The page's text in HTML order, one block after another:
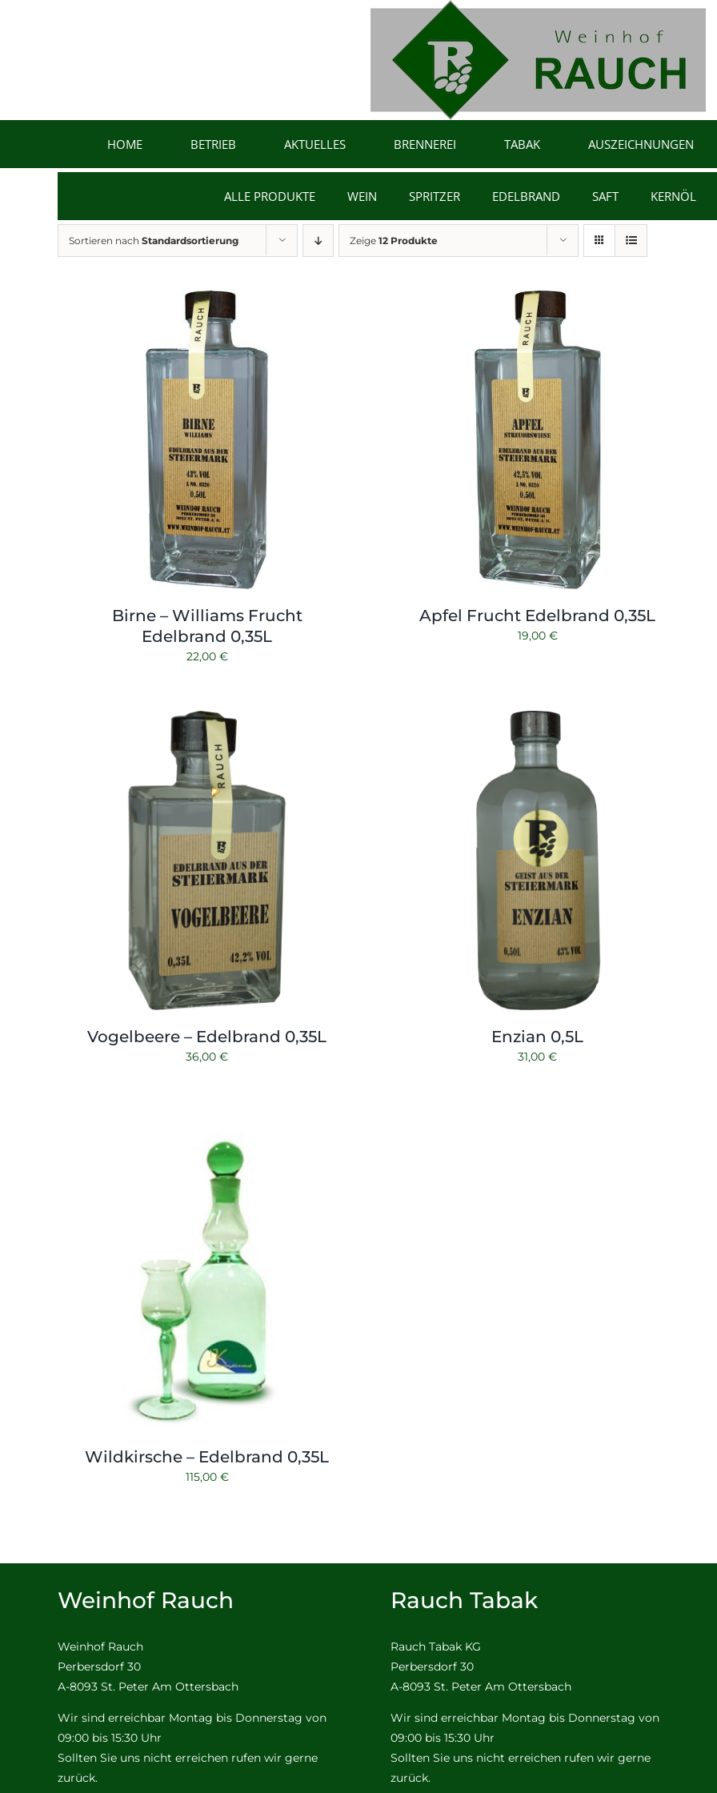
HOME BETRIEB AKTUELLES BRENNEREI TABAK AUSZEICHNUNGEN
ALLE PRODUKTE WEIN SPRITZER EDELBRAND SAFT KERNÖL
Sortieren nach Standardsortierung Zeige 12 Produkte
Birne – Williams Frucht
Edelbrand 0,35L
22,00 €
Apfel Frucht Edelbrand 0,35L
19,00 €
Vogelbeere – Edelbrand 0,35L
36,00€
Enzian 0,5L
31,00€
Wildkirsche – Edelbrand 0,35L
115,00 €
Weinhof Rauch
Weinhof Rauch
Perbersdorf 30
A-8093 St. Peter Am Ottersbach
Wir sind erreichbar Montag bis Donnerstag von
09:00 bis 15:30 Uhr
Sollten Sie uns nicht erreichen rufen wir gerne
zurück.
Rauch Tabak
Rauch Tabak KG
Perbersdorf 30
A-8093 St. Peter Am Ottersbach
Wir sind erreichbar Montag bis Donnerstag von
09:00 bis 15:30 Uhr
Sollten Sie uns nicht erreichen rufen wir gerne
zurück.